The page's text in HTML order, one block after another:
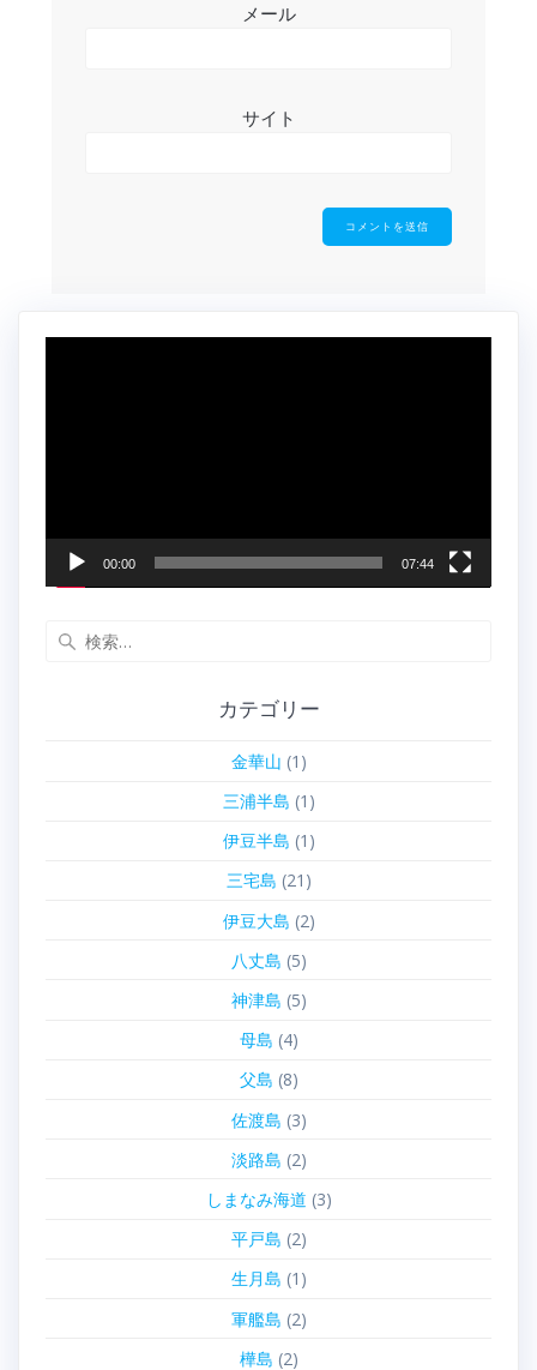
メール
サイト
00:00 07:44
カテゴリー
金華山 (1)
三浦半島 (1)
伊豆半島 (1)
三宅島 (21)
伊豆大島 (2)
八丈島 (5)
神津島 (5)
母島 (4)
父島 (8)
佐渡島 (3)
淡路島 (2)
しまなみ海道 (3)
平戸島 (2)
生月島 (1)
軍艦島 (2)
樺島 (2)